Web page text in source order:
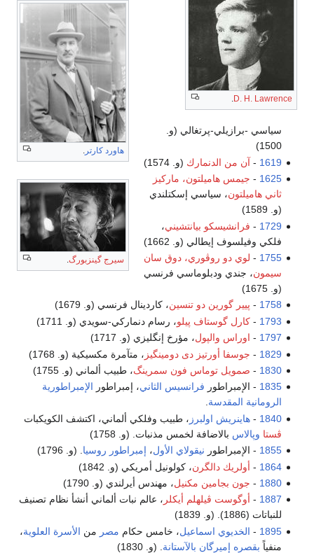
D. H. Lawrence
.
هاورد كارتر .
سيرج گينزبورگ.
سياسي -برازيلي-پرتغالي (و.
1500)
1619
- آن من الدنمارك (و. 1574)
1625
- جيمس هاميلتون، ماركيز
ثاني هاميلتون، سياسي إسكتلندي
(و. 1589)
1729
- فرانشيسكو بيانتشيني،
فلكي وفيلسوف إيطالي (و. 1662)
1755
- لوي دو روڤوري، دوق سان
سيمون، جندي ودبلوماسي فرنسي
(و. 1675)
1758
- پيير گورين دو تنسين، كاردينال فرنسي (و. 1679)
1793
-كارل گوستاف پيلو، رسام دنماركي-سويدي (و. 1711)
1797
- اوراس والپول، مؤرخ إنگليزي (و. 1717)
1829
- جوسفا أورتيز دى دومينگيز ، متآمرة مكسيكية (و. 1768)
1830
- صمويل توماس فون سمرينگ، طبيب ألماني (و. 1755)
1835 - الإمبراطور فرانسيس الثاني، إمبراطور الإمبراطورية
الرومانية المقدسة.
1840
-هاينريش اولبرز ، طبيب وفلكي ألماني، اكتشف الكويكبات
ڤستا وپالاس بالاضافة لخمس مذنبات. (و. 1758)
1855 - الإمبراطور نيقولاي الأول، إمبراطور روسيا . (و. 1796)
1864
- أولريك دالگرن، كولونيل أمريكي (و. 1842)
1880
- جون بجامين مكنيل، مهندس أيرلندي (و. 1790)
1887
- أوگوست ڤيلهلم أيكلر ، عالم نبات ألماني أنشأ نظام تصنيف
للنباتات (1886). (و. 1839)
1895
- الخديوي اسماعيل، خامس حكام مصر من الأسرة العلوية،
منفياً بقصره إميرگان بالآستانة . (و. 1830)